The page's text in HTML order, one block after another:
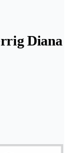
Diana